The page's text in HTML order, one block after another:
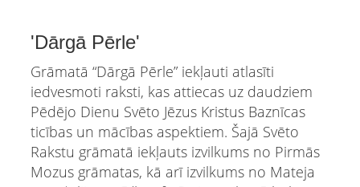
'Dārgā Pērle'
Grāmatā “Dārgā Pērle” iekļauti atlasīti
iedvesmoti raksti, kas attiecas uz daudziem
Pēdējo Dienu Svēto Jēzus Kristus Baznīcas
ticības un mācības aspektiem. Šajā Svēto
Rakstu grāmatā iekļauts izvilkums no Pirmās
Mozus grāmatas, kā arī izvilkums no Mateja